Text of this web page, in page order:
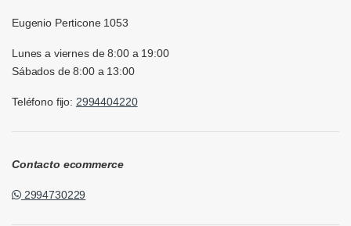
Eugenio Perticone 1053
Lunes a viernes de 8:00 a 19:00
Sábados de 8:00 a 13:00
Teléfono fijo: 2994404220
Contacto ecommerce
2994730229